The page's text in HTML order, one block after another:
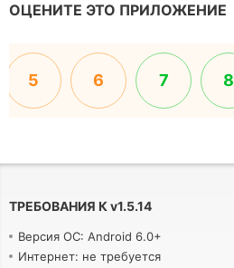
ОЦЕНИТЕ ЭТО ПРИЛОЖЕНИЕ
5 6 7 8
ТРЕБОВАНИЯ К v1.5.14
Версия ОС: Android 6.0+
Интернет: не требуется